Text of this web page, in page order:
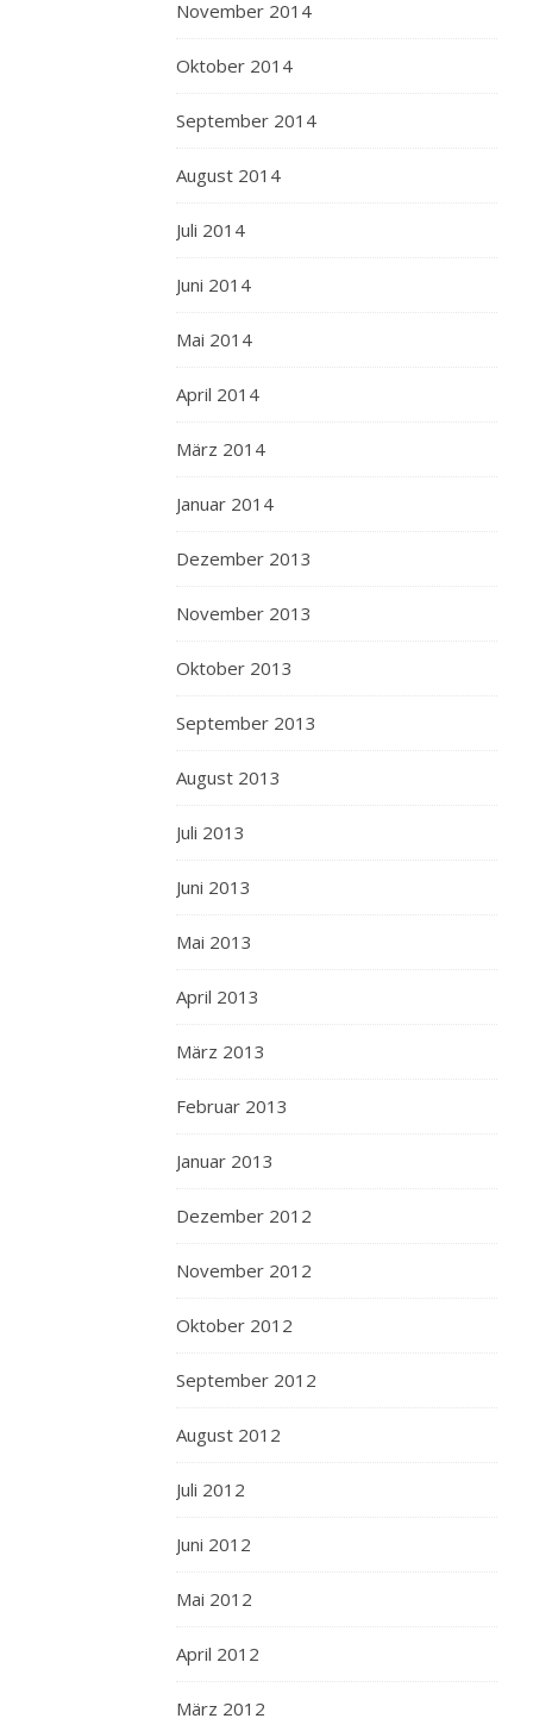
November 2014
Oktober 2014
September 2014
August 2014
Juli 2014
Juni 2014
Mai 2014
April 2014
März 2014
Januar 2014
Dezember 2013
November 2013
Oktober 2013
September 2013
August 2013
Juli 2013
Juni 2013
Mai 2013
April 2013
März 2013
Februar 2013
Januar 2013
Dezember 2012
November 2012
Oktober 2012
September 2012
August 2012
Juli 2012
Juni 2012
Mai 2012
April 2012
März 2012